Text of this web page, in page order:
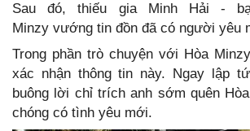
Sau đó, thiếu gia Minh Hải -
Minzy vướng tin đồn đã có người yêu
Trong phần trò chuyện với Hòa
xác nhận thông tin này. Ngay lập
buông lời chỉ trích anh sớm quên
chóng có tình yêu mới.